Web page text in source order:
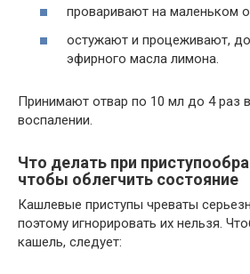
проваривают на маленьком
остужают и процеживают,
эфирного масла лимона.
Принимают отвар по 10 мл до 4 раз
воспалении.
Что делать при
чтобы облегчить состояние
Кашлевые приступы чреваты
поэтому игнорировать их нельзя.
кашель, следует: